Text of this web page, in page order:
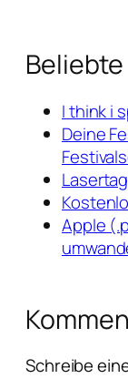
I think i
Deine
Apple
Schreibe